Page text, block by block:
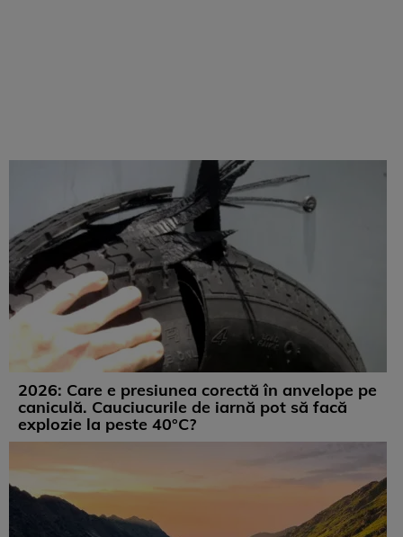
2026: Care e presiunea corectă în anvelope pe
caniculă. Cauciucurile de iarnă pot să facă
explozie la peste 40°C?